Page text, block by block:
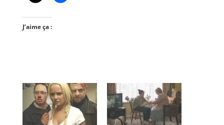
J’aime ça :